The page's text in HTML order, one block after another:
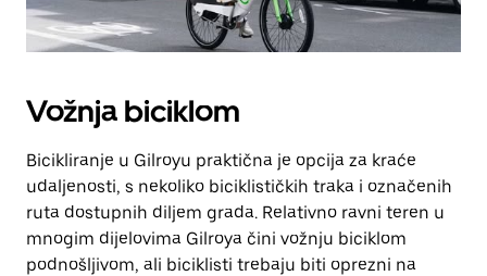
Vožnja biciklom
Bicikliranje u Gilroyu praktična je opcija za kraće
udaljenosti, s nekoliko biciklističkih traka i označenih
ruta dostupnih diljem grada. Relativno ravni teren u
mnogim dijelovima Gilroya čini vožnju biciklom
podnošljivom, ali biciklisti trebaju biti oprezni na